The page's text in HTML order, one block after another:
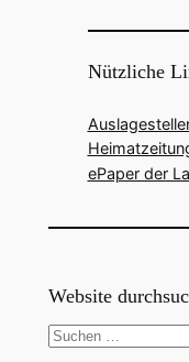
Nützliche
ePaper der
Website
S